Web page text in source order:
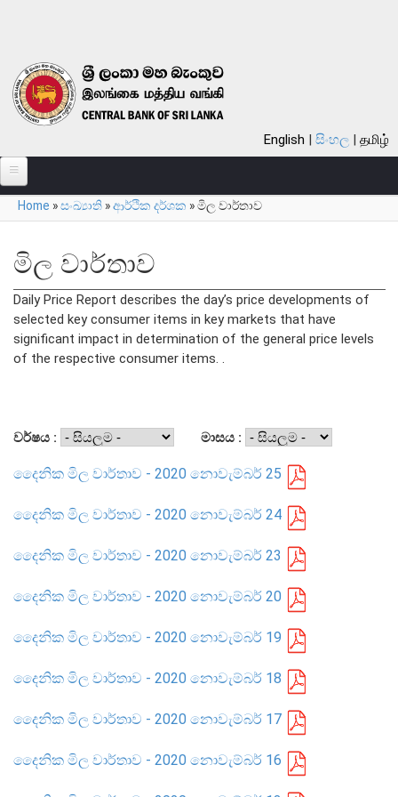
English සිංහල தமிழ்
පිළිබඳ
බැංකුව පිළිබඳ
සමස්ත විග්‍රහය
බැංකුවේ ඉතිහාසය
දැක්ම, මෙහෙවර, ගුණාංග
අරමුණු
සංවිධාන ව්‍යුහය
පාලන ව්‍යුහය
දෙපාර්තමේන්තු
පාලන සංග්‍රහ සහ ප්‍රතිපත්ති
එක්ස්ටර් වාර්තාව
You are here
Home »සංඛ්‍යාති »ආර්ථික දර්ශක »මිල වාර්තාව
මිල වාර්තාව
Daily Price Report describes the day’s price developments of
selected key consumer items in key markets that have
significant impact in determination of the general price levels
of the respective consumer items. .
වර්ෂය : මාසය :
දෛනික මිල වාර්තාව - 2020 නොවැම්බර් 25
දෛනික මිල වාර්තාව - 2020 නොවැම්බර් 24
දෛනික මිල වාර්තාව - 2020 නොවැම්බර් 23
දෛනික මිල වාර්තාව - 2020 නොවැම්බර් 20
දෛනික මිල වාර්තාව - 2020 නොවැම්බර් 19
දෛනික මිල වාර්තාව - 2020 නොවැම්බර් 18
දෛනික මිල වාර්තාව - 2020 නොවැම්බර් 17
දෛනික මිල වාර්තාව - 2020 නොවැම්බර් 16